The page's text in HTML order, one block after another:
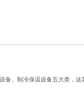
、制冷保温设备五大类，这